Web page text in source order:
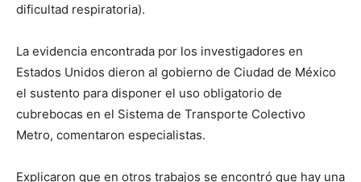
dificultad respiratoria).
La evidencia encontrada por los investigadores en
Estados Unidos dieron al gobierno de Ciudad de México
el sustento para disponer el uso obligatorio de
cubrebocas en el Sistema de Transporte Colectivo
Metro, comentaron especialistas.
Explicaron que en otros trabajos se encontró que hay una